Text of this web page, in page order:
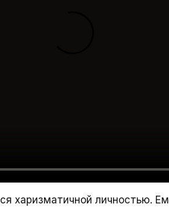
харизматичной личностью.